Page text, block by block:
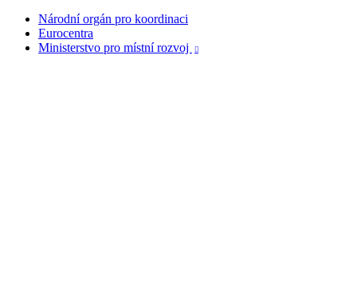
Národní orgán pro koordinaci
Eurocentra
Ministerstvo pro místní rozvoj
